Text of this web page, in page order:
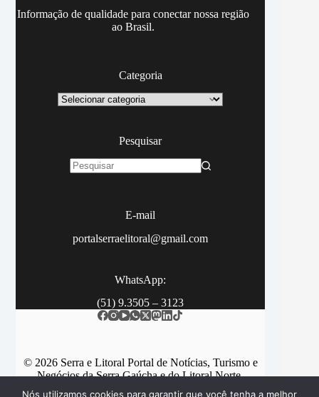
Informação de qualidade para conectar nossa região
ao Brasil.
Categoria
Categoria
Pesquisar
E-mail
portalserraelitoral@gmail.com
WhatsApp:
(51) 9.3505 – 3123
© 2026 Serra e Litoral Portal de Notícias, Turismo e
Negócios da Serra Gaúcha e do Litoral Norte.
Nós utilizamos cookies para garantir que você tenha a melhor